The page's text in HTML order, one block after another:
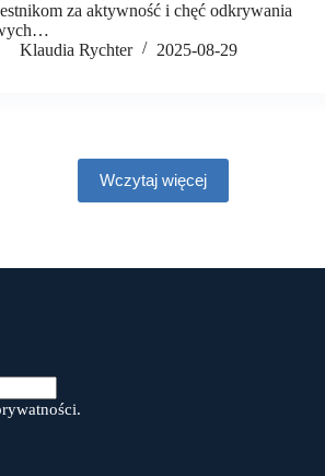
za aktywność i chęć odkrywania
Klaudia Rychter
2025-08-29
Wczytaj więcej